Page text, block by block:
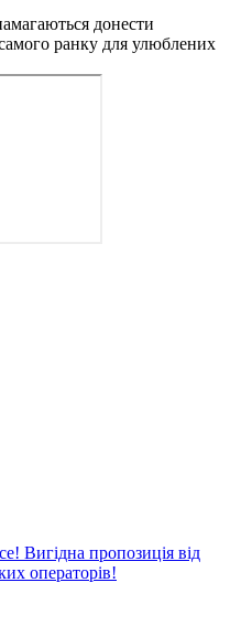
донести
ранку для улюблених
Вигідна пропозиція від
операторів!